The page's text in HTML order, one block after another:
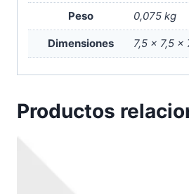
Peso 0,075 kg
Dimensiones 7,5 × 7,5 ×
Productos